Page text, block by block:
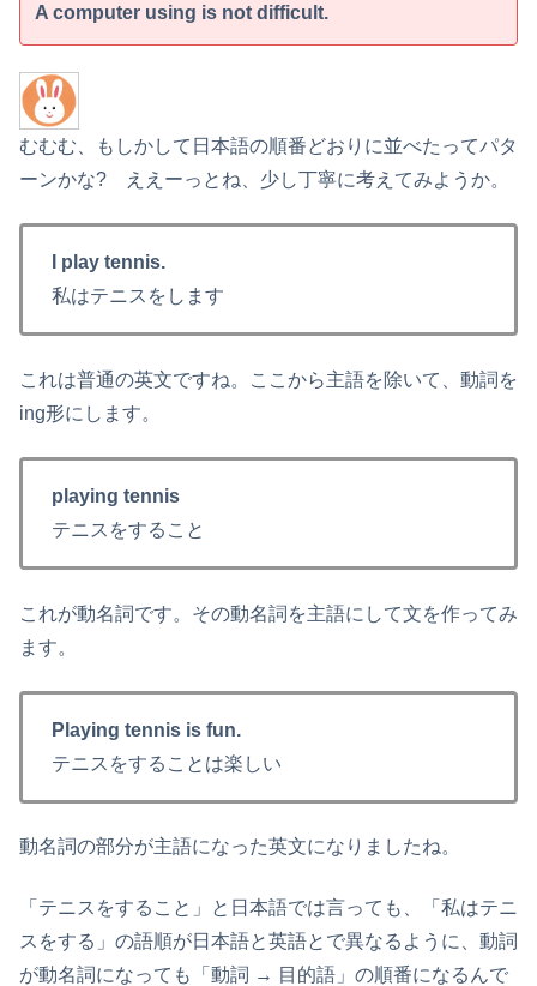
A computer using is not difficult.
むむむ、もしかして日本語の順番どおりに並べたってパタ
ーンかな? ええーっとね、少し丁寧に考えてみようか。
I play tennis.
私はテニスをします
これは普通の英文ですね。ここから主語を除いて、動詞を
ing形にします。
playing tennis
テニスをすること
これが動名詞です。その動名詞を主語にして文を作ってみ
ます。
Playing tennis is fun.
テニスをすることは楽しい
動名詞の部分が主語になった英文になりましたね。
「テニスをすること」と日本語では言っても、「私はテニ
スをする」の語順が日本語と英語とで異なるように、動詞
が動名詞になっても「動詞 → 目的語」の順番になるんで